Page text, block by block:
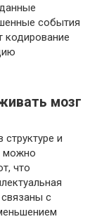
события
кодирование
мозг
и
можно
что
с